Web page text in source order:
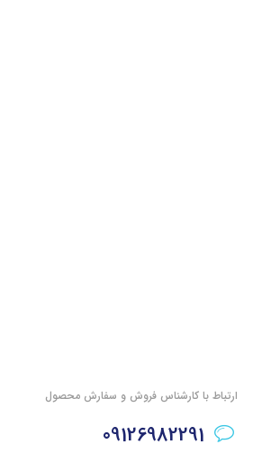
ارتباط با کارشناس فروش و سفارش محصول